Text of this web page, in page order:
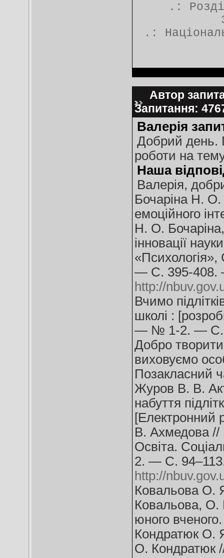
.:
.:
Автор
Запитання:
Валерія
Добрий день.
роботи на
Наша
Валерія,
Бочаріна Н. О.
емоційного
Н. О.
інновації
— С. 395-408.
http://
Вчимо
школі :
— № 1-2. — С.
Добро
виховуємо
Журов В. В.
набуття
[Електронний
В. Ахмедова //
Освіта.
2. — С.
http://
Ковальова О.
Ковальова, О.
юного
Кондратюк О.
О.